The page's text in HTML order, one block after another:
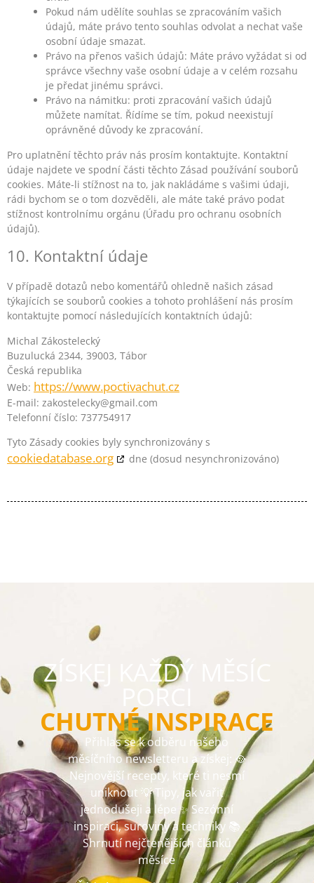
Pokud nám udělíte souhlas se zpracováním vašich
údajů, máte právo tento souhlas odvolat a nechat vaše
osobní údaje smazat.
Právo na přenos vašich údajů: Máte právo vyžádat si od
správce všechny vaše osobní údaje a v celém rozsahu
je předat jinému správci.
Právo na námitku: proti zpracování vašich údajů
můžete namítat. Řídíme se tím, pokud neexistují
oprávněné důvody ke zpracování.
Pro uplatnění těchto práv nás prosím kontaktujte. Kontaktní
údaje najdete ve spodní části těchto Zásad používání souborů
cookies. Máte-li stížnost na to, jak nakládáme s vašimi údaji,
rádi bychom se o tom dozvěděli, ale máte také právo podat
stížnost kontrolnímu orgánu (Úřadu pro ochranu osobních
údajů).
10. Kontaktní údaje
V případě dotazů nebo komentářů ohledně našich zásad
týkajících se souborů cookies a tohoto prohlášení nás prosím
kontaktujte pomocí následujících kontaktních údajů:
Michal Zákostelecký
Buzulucká 2344, 39003, Tábor
Česká republika
Web: https://www.poctivachut.cz
E-mail: zakostelecky@gmail.com
Telefonní číslo: 737754917
Tyto Zásady cookies byly synchronizovány s
cookiedatabase.org dne (dosud nesynchronizováno)
ZÍSKEJ KAŽDÝ MĚSÍC
PORCI
CHUTNÉ INSPIRACE
Přihlas se k odběru našeho
měsíčního newsletteru a získej: 🥘
Nejnovější recepty, které ti nesmí
uniknout 💡 Tipy, jak vařit
jednodušeji a lépe ✨ Sezónní
inspiraci, suroviny a techniky 📚
Shrnutí nejčtenějších článků
měsíce